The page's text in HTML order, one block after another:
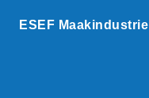
ESEF Maakindustrie